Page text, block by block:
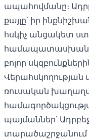
ապահովմանը։
քայլը՝ իր
հսկիչ անցակետ
բոլոր
ռուսական
պայմաններ՝
տարածաշրջանում